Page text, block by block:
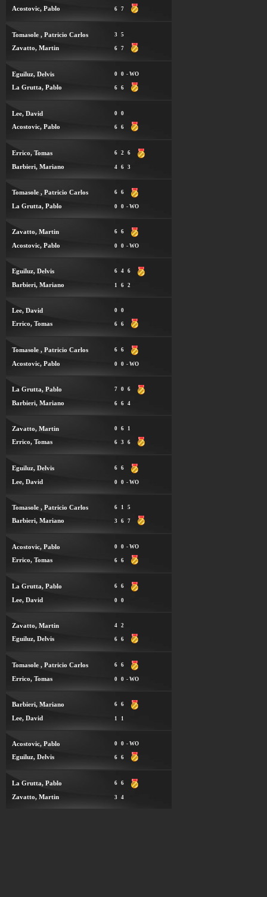
Acostovic, Pablo 6 7
Tomasole , Patricio Carlos 3 5
Zavatto, Martin 6 7
Eguiluz, Delvis 0 0 - WO
La Grutta, Pablo 6 6
Lee, David 0 0
Acostovic, Pablo 6 6
Errico, Tomas 6 2 6
Barbieri, Mariano 4 6 3
Tomasole , Patricio Carlos 6 6
La Grutta, Pablo 0 0 - WO
Zavatto, Martin 6 6
Acostovic, Pablo 0 0 - WO
Eguiluz, Delvis 6 4 6
Barbieri, Mariano 1 6 2
Lee, David 0 0
Errico, Tomas 6 6
Tomasole , Patricio Carlos 6 6
Acostovic, Pablo 0 0 - WO
La Grutta, Pablo 7 0 6
Barbieri, Mariano 6 6 4
Zavatto, Martin 0 6 1
Errico, Tomas 6 3 6
Eguiluz, Delvis 6 6
Lee, David 0 0 - WO
Tomasole , Patricio Carlos 6 1 5
Barbieri, Mariano 3 6 7
Acostovic, Pablo 0 0 - WO
Errico, Tomas 6 6
La Grutta, Pablo 6 6
Lee, David 0 0
Zavatto, Martin 4 2
Eguiluz, Delvis 6 6
Tomasole , Patricio Carlos 6 6
Errico, Tomas 0 0 - WO
Barbieri, Mariano 6 6
Lee, David 1 1
Acostovic, Pablo 0 0 - WO
Eguiluz, Delvis 6 6
La Grutta, Pablo 6 6
Zavatto, Martin 3 4